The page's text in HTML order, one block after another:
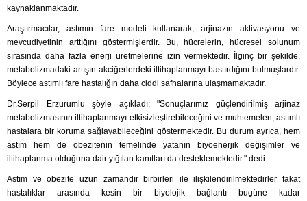
kaynaklanmaktadır.
Araştırmacılar, astımın fare modeli kullanarak, arjinazın aktivasyonu ve
mevcudiyetinin arttığını göstermişlerdir. Bu, hücrelerin, hücresel solunum
sırasında daha fazla enerji üretmelerine izin vermektedir. İlginç bir şekilde,
metabolizmadaki artışın akciğerlerdeki iltihaplanmayı bastırdığını bulmuşlardır.
Böylece astımlı fare hastalığın daha ciddi safhalarına ulaşmamaktadır.
Dr.Serpil Erzurumlu şöyle açıkladı; "Sonuçlarımız güçlendirilmiş arjinaz
metabolizmasının iltihaplanmayı etkisizleştirebileceğini ve muhtemelen, astımlı
hastalara bir koruma sağlayabileceğini göstermektedir. Bu durum ayrıca, hem
astım hem de obezitenin temelinde yatanın biyoenerjik değişimler ve
iltihaplanma olduğuna dair yığılan kanıtları da desteklemektedir." dedi
Astım ve obezite uzun zamandır birbirleri ile ilişkilendirilmektedirler fakat
hastalıklar arasında kesin bir biyolojik bağlantı bugüne kadar